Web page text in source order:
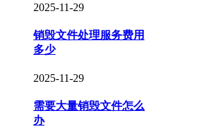
2025-11-29
销毁文件处理服务费用
多少
2025-11-29
需要大量销毁文件怎么
办